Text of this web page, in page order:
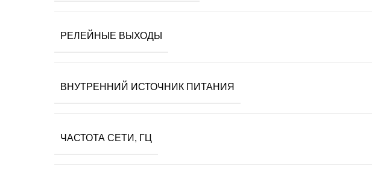
РЕЛЕЙНЫЕ ВЫХОДЫ
ВНУТРЕННИЙ ИСТОЧНИК ПИТАНИЯ
ЧАСТОТА СЕТИ, ГЦ